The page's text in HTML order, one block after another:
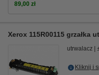
89,00 zł
Xerox 115R00115 grzałka
utrwalacz
Kliknij i